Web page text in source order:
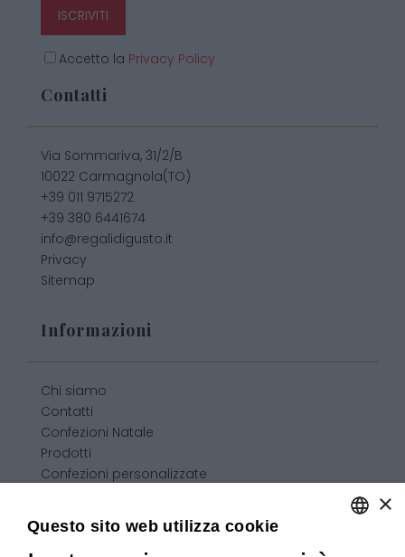
ISCRIVITI
Accetto la Privacy Policy
Contatti
Via Sommariva, 31/2/B
10022 Carmagnola(TO)
+39 011 9715272
+39 380 6441674
info@regalidigusto.it
Privacy
Sitemap
Informazioni
Chi siamo
Contatti
Confezioni Natale
Prodotti
Confezioni personalizzate
×
Questo sito web utilizza cookie